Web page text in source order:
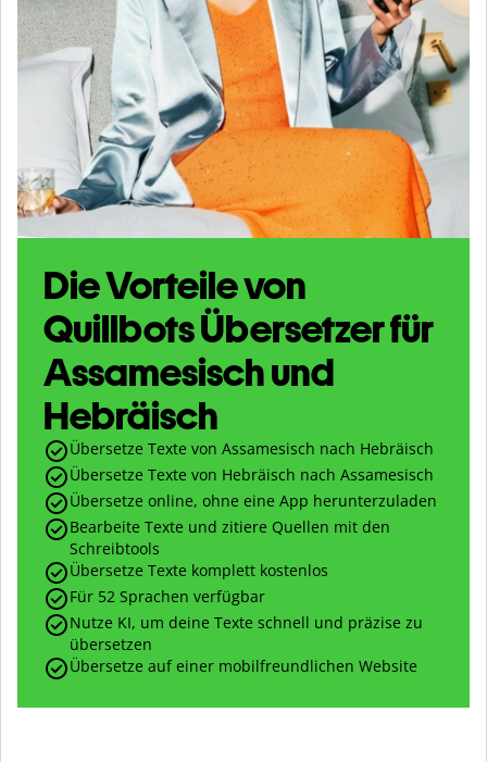
Die Vorteile von
Quillbots Übersetzer für
Assamesisch und
Hebräisch
Übersetze Texte von Assamesisch nach Hebräisch
Übersetze Texte von Hebräisch nach Assamesisch
Übersetze online, ohne eine App herunterzuladen
Bearbeite Texte und zitiere Quellen mit den
Schreibtools
Übersetze Texte komplett kostenlos
Für 52 Sprachen verfügbar
Nutze KI, um deine Texte schnell und präzise zu
übersetzen
Übersetze auf einer mobilfreundlichen Website